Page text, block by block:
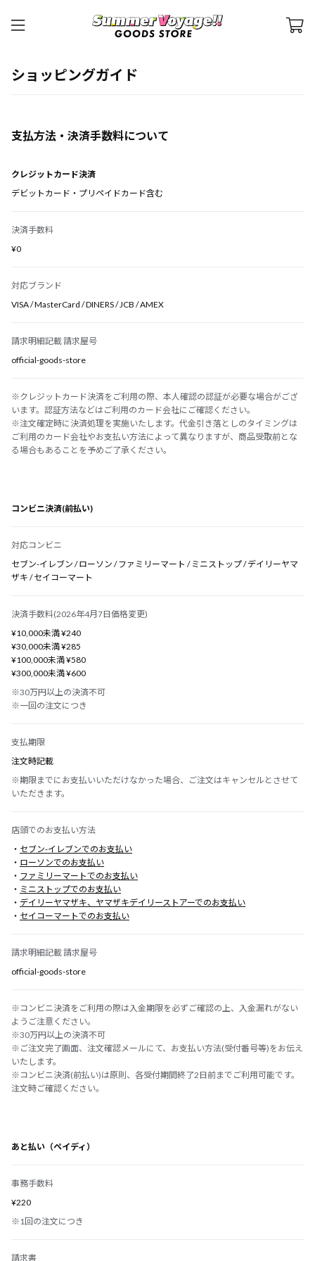
ショッピングガイド
支払方法・決済手数料について
クレジットカード決済
デビットカード・プリペイドカード含む
決済手数料
¥0
対応ブランド
VISA / MasterCard / DINERS / JCB / AMEX
請求明細記載 請求屋号
official-goods-store
※クレジットカード決済をご利用の際、本人確認の認証が必要な場合がござ
います。認証方法などはご利用のカード会社にご確認ください。
※注文確定時に決済処理を実施いたします。代金引き落としのタイミングは
ご利用のカード会社やお支払い方法によって異なりますが、商品受取前とな
る場合もあることを予めご了承ください。
コンビニ決済(前払い)
対応コンビニ
セブン-イレブン / ローソン / ファミリーマート / ミニストップ / デイリーヤマ
ザキ / セイコーマート
決済手数料(2026年4月7日価格変更)
¥10,000未満 ¥240
¥30,000未満 ¥285
¥100,000未満 ¥580
¥300,000未満 ¥600
※30万円以上の決済不可
※一回の注文につき
支払期限
注文時記載
※期限までにお支払いいただけなかった場合、ご注文はキャンセルとさせて
いただきます。
店頭でのお支払い方法
・ セブン-イレブンでのお支払い
・ ローソンでのお支払い
・ ファミリーマートでのお支払い
・ ミニストップでのお支払い
・ デイリーヤマザキ、ヤマザキデイリーストアーでのお支払い
・ セイコーマートでのお支払い
請求明細記載 請求屋号
official-goods-store
※コンビニ決済をご利用の際は入金期限を必ずご確認の上、入金漏れがない
ようご注意ください。
※30万円以上の決済不可
※ご注文完了画面、注文確認メールにて、お支払い方法(受付番号等)をお伝え
いたします。
※コンビニ決済(前払い)は原則、各受付期間終了2日前までご利用可能です。
注文時ご確認ください。
あと払い（ペイディ）
事務手数料
¥220
※1回の注文につき
請求書